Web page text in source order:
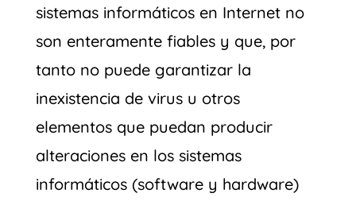
sistemas informáticos en Internet no
son enteramente fiables y que, por
tanto no puede garantizar la
inexistencia de virus u otros
elementos que puedan producir
alteraciones en los sistemas
informáticos (software y hardware)